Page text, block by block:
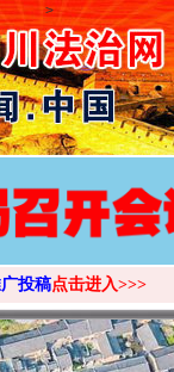
>
投稿点击进入>>>